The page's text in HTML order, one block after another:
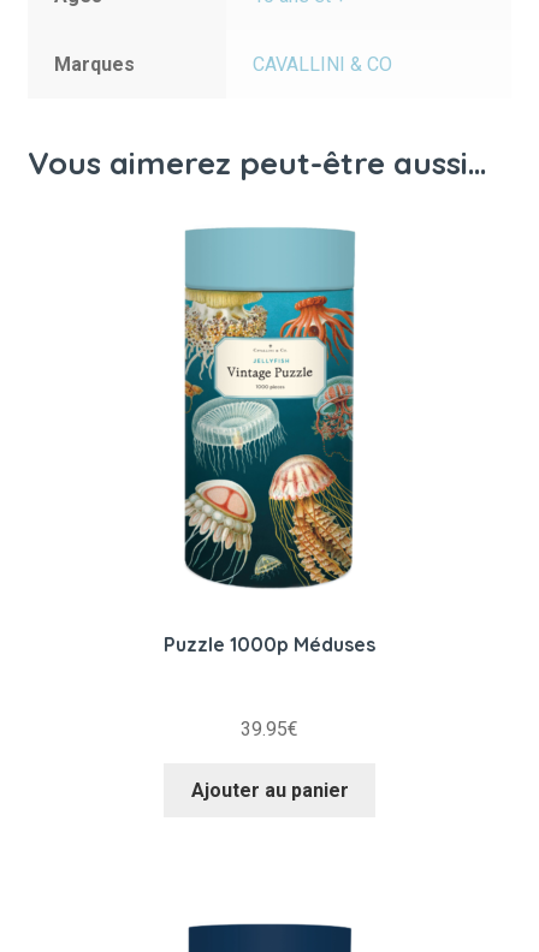
Marques CAVALLINI & CO
Vous aimerez peut-être aussi…
Puzzle 1000p Méduses
39.95€
Ajouter au panier